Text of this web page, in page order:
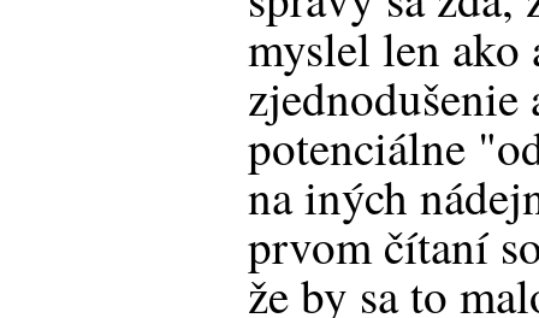
myslel len
zjednodušenie
potenciálne
na iných
prvom čítaní
že by sa to